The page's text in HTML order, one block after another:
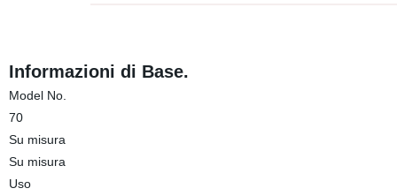
Informazioni di Base.
Model No.
70
Su misura
Su misura
Uso